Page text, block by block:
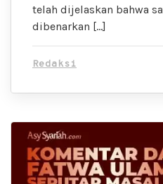
telah dijelaskan bahwa
dibenarkan […]
Redaksi